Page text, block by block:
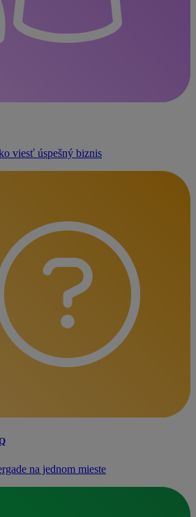
viesť úspešný biznis
na jednom mieste